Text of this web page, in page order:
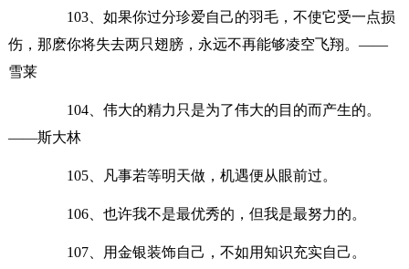
103、如果你过分珍爱自己的羽毛，不使它受一点损
伤，那麽你将失去两只翅膀，永远不再能够凌空飞翔。——
雪莱
104、伟大的精力只是为了伟大的目的而产生的。
——斯大林
105、凡事若等明天做，机遇便从眼前过。
106、也许我不是最优秀的，但我是最努力的。
107、用金银装饰自己，不如用知识充实自己。